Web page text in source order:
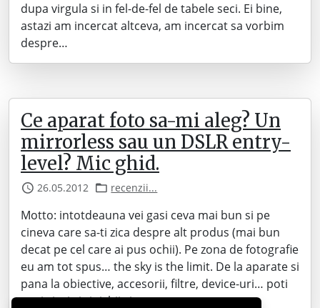
dupa virgula si in fel-de-fel de tabele seci. Ei bine,
astazi am incercat altceva, am incercat sa vorbim
despre…
Ce aparat foto sa-mi aleg? Un
mirrorless sau un DSLR entry-
level? Mic ghid.
26.05.2012 recenzii...
Motto: intotdeauna vei gasi ceva mai bun si pe
cineva care sa-ti zica despre alt produs (mai bun
decat pe cel care ai pus ochii). Pe zona de fotografie
eu am tot spus… the sky is the limit. De la aparate si
pana la obiective, accesorii, filtre, device-uri… poti
sa-ti vinzi si rinichii si tot…